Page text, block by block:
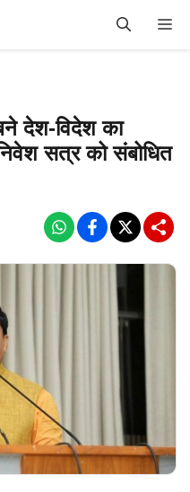
देश-विदेश का
सत्र को संबोधित